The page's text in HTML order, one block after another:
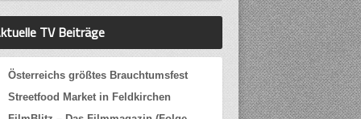
TV Beiträge
Österreichs größtes Brauchtumsfest
Streetfood Market in Feldkirchen